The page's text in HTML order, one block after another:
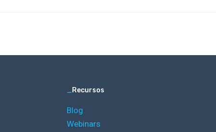
_Recursos
Blog
Webinars